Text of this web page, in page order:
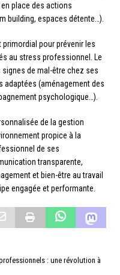
place des actions
building, espaces détente…).
pour prévenir les
au stress professionnel. Le
signes de mal-être chez ses
(aménagement des
psychologique…).
de la gestion
propice à la
de ses
transparente,
et bien-être au travail
engagée et performante.
: une révolution à